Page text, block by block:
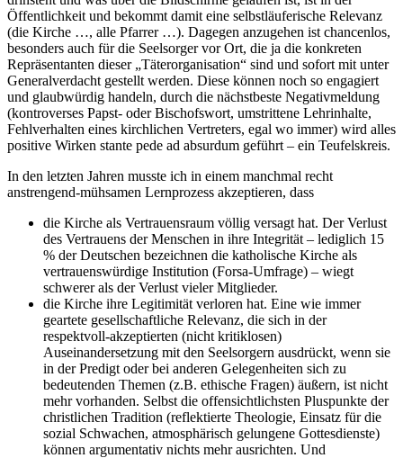
Öffentlichkeit und bekommt damit eine selbstläuferische Relevanz
(die Kirche …, alle Pfarrer …). Dagegen anzugehen ist chancenlos,
besonders auch für die Seelsorger vor Ort, die ja die konkreten
Repräsentanten dieser „Täterorganisation“ sind und sofort mit unter
Generalverdacht gestellt werden. Diese können noch so engagiert
und glaubwürdig handeln, durch die nächstbeste Negativmeldung
(kontroverses Papst- oder Bischofswort, umstrittene Lehrinhalte,
Fehlverhalten eines kirchlichen Vertreters, egal wo immer) wird alles
positive Wirken stante pede ad absurdum geführt – ein Teufelskreis.
In den letzten Jahren musste ich in einem manchmal recht
anstrengend-mühsamen Lernprozess akzeptieren, dass
die Kirche als Vertrauensraum völlig versagt hat. Der Verlust
des Vertrauens der Menschen in ihre Integrität – lediglich 15
% der Deutschen bezeichnen die katholische Kirche als
vertrauenswürdige Institution (Forsa-Umfrage) – wiegt
schwerer als der Verlust vieler Mitglieder.
die Kirche ihre Legitimität verloren hat. Eine wie immer
geartete gesellschaftliche Relevanz, die sich in der
respektvoll-akzeptierten (nicht kritiklosen)
Auseinandersetzung mit den Seelsorgern ausdrückt, wenn sie
in der Predigt oder bei anderen Gelegenheiten sich zu
bedeutenden Themen (z.B. ethische Fragen) äußern, ist nicht
mehr vorhanden. Selbst die offensichtlichsten Pluspunkte der
christlichen Tradition (reflektierte Theologie, Einsatz für die
sozial Schwachen, atmosphärisch gelungene Gottesdienste)
können argumentativ nichts mehr ausrichten. Und